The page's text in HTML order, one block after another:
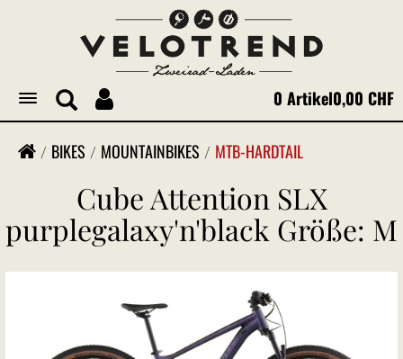
Toggle
navigation
0 Artikel0,00 CHF
BIKES MOUNTAINBIKES MTB-HARDTAIL
Cube Attention SLX
purplegalaxy'n'black Größe: M